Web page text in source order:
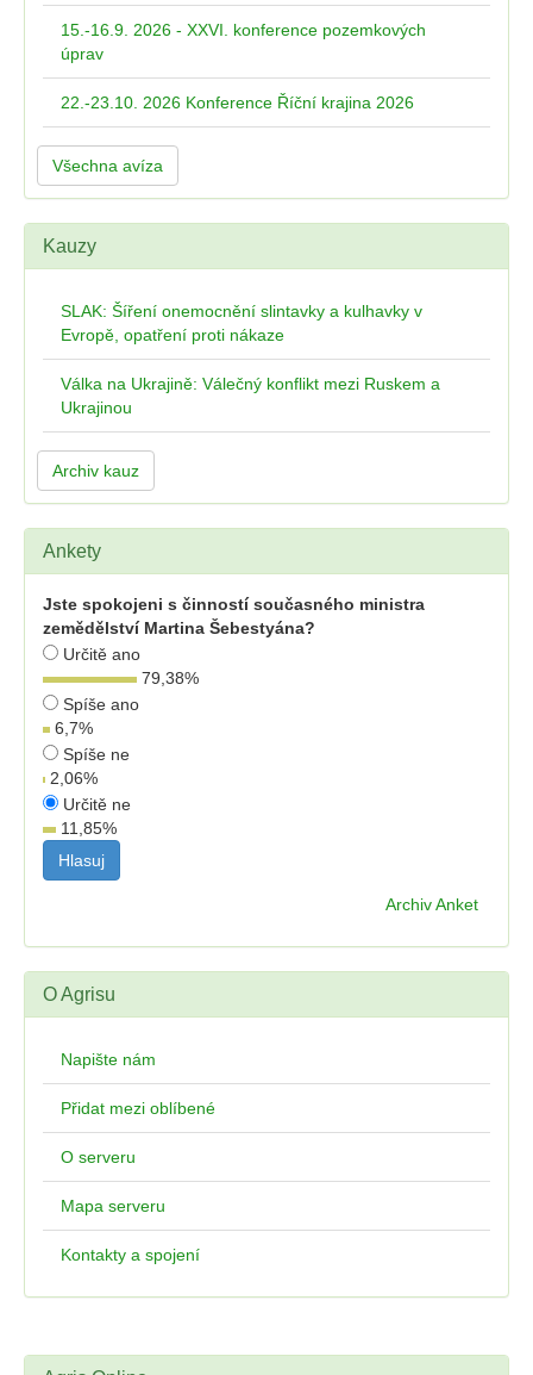
15.-16.9. 2026 - XXVI. konference pozemkových
úprav
22.-23.10. 2026 Konference Říční krajina 2026
Všechna avíza
Kauzy
SLAK: Šíření onemocnění slintavky a kulhavky v
Evropě, opatření proti nákaze
Válka na Ukrajině: Válečný konflikt mezi Ruskem a
Ukrajinou
Archiv kauz
Ankety
Jste spokojeni s činností současného ministra
zemědělství Martina Šebestyána?
Určitě ano
79,38%
Spíše ano
6,7%
Spíše ne
2,06%
Určitě ne
11,85%
Archiv Anket
O Agrisu
Napište nám
Přidat mezi oblíbené
O serveru
Mapa serveru
Kontakty a spojení